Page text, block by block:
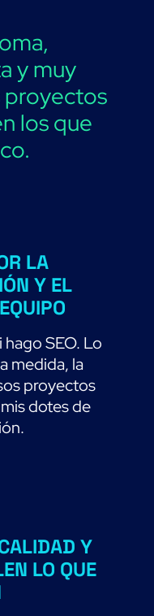
y muy
proyectos
los que
LA
Y EL
SEO. Lo
medida, la
proyectos
dotes de
Y
LO QUE